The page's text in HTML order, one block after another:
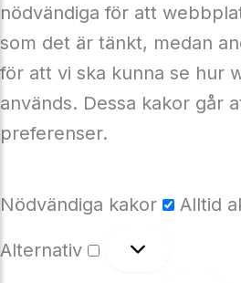
nödvändiga för att
som det är tänkt, medan
för att vi ska kunna se hur
används. Dessa kakor går
preferenser.
Nödvändiga kakor
kakor
Alltid
Alternativ